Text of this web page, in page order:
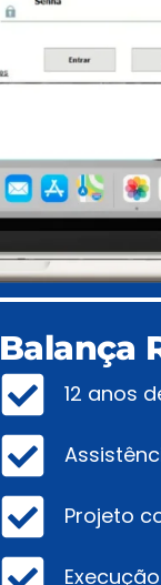
Balança
12 anos
Projeto